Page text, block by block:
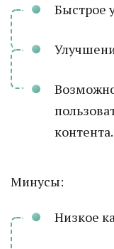
Быстрое
контента.
Минусы:
Низкое